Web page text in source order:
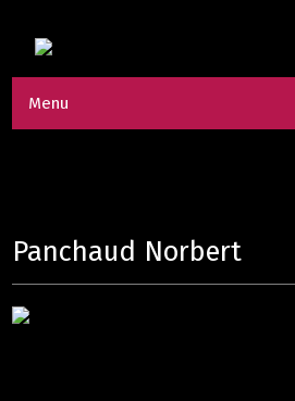
Menu
Panchaud Norbert